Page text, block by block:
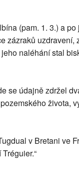
(pam. 1. 3.) a
zázraků uzdravení,
naléhání stal
se údajně zdržel
života,
v Bretani ve